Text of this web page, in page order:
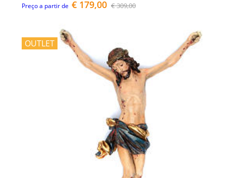
Preço a partir de € 179,00 € 309,00
OUTLET